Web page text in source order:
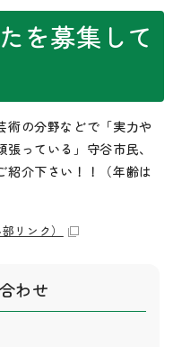
を募集して
術の分野などで「実力や
っている」守谷市民、
紹介下さい！！（年齢は
部リンク）
わせ